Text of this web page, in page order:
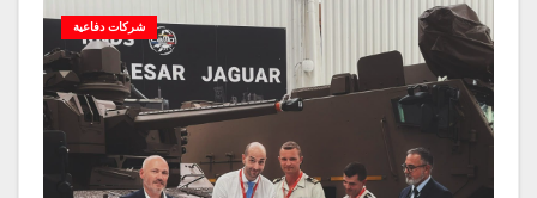
شركات دفاعية